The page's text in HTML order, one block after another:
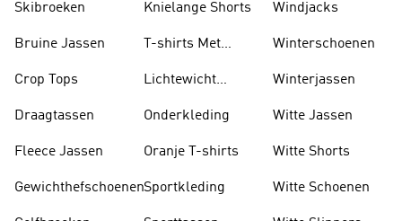
Skibroeken
Bruine Jassen
Crop Tops
Draagtassen
Fleece Jassen
Gewichthefschoenen
Knielange Shorts
T-shirts Met
Lichtewicht
Onderkleding
Oranje T-shirts
Sportkleding
Windjacks
Winterschoenen
Winterjassen
Witte Jassen
Witte Shorts
Witte Schoenen